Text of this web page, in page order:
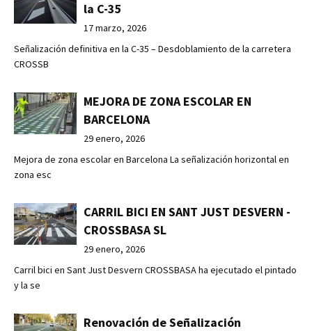
la C-35
17 marzo, 2026
Señalización definitiva en la C-35 – Desdoblamiento de la carretera
CROSSB
MEJORA DE ZONA ESCOLAR EN
BARCELONA
29 enero, 2026
Mejora de zona escolar en Barcelona La señalización horizontal en
zona esc
CARRIL BICI EN SANT JUST DESVERN -
CROSSBASA SL
29 enero, 2026
Carril bici en Sant Just Desvern CROSSBASA ha ejecutado el pintado
y la se
Renovación de Señalización